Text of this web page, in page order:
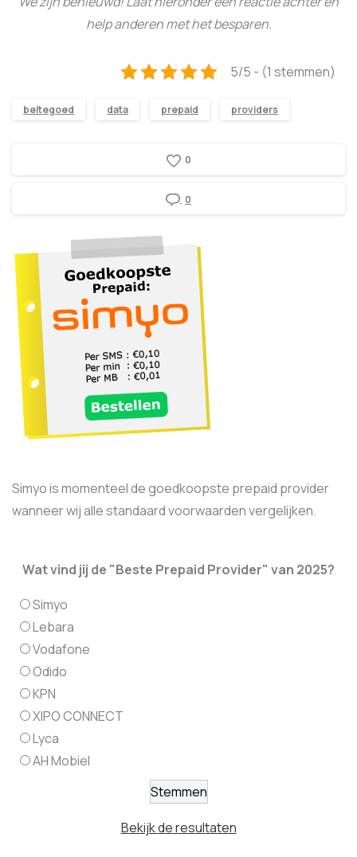
help anderen met het besparen.
5/5 - (1 stemmen)
beltegoed data prepaid providers
0
0
Simyo is momenteel de goedkoopste prepaid provider
wanneer wij alle standaard voorwaarden vergelijken.
Wat vind jij de "Beste Prepaid Provider" van 2025?
Simyo
Lebara
Vodafone
Odido
KPN
XIPO CONNECT
Lyca
AH Mobiel
Bekijk de resultaten